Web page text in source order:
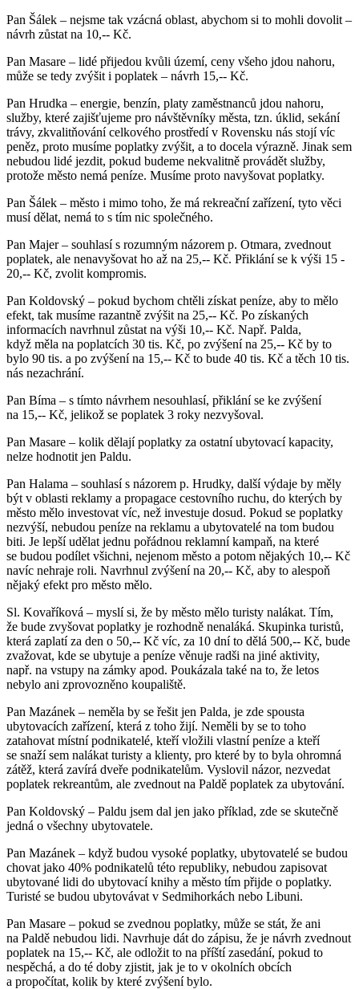
Pan Šálek – nejsme tak vzácná oblast, abychom si to mohli dovolit –
návrh zůstat na 10,-- Kč.
Pan Masare – lidé přijedou kvůli území, ceny všeho jdou nahoru,
může se tedy zvýšit i poplatek – návrh 15,-- Kč.
Pan Hrudka – energie, benzín, platy zaměstnanců jdou nahoru,
služby, které zajišťujeme pro návštěvníky města, tzn. úklid, sekání
trávy, zkvalitňování celkového prostředí v Rovensku nás stojí víc
peněz, proto musíme poplatky zvýšit, a to docela výrazně. Jinak sem
nebudou lidé jezdit, pokud budeme nekvalitně provádět služby,
protože město nemá peníze. Musíme proto navyšovat poplatky.
Pan Šálek – město i mimo toho, že má rekreační zařízení, tyto věci
musí dělat, nemá to s tím nic společného.
Pan Majer – souhlasí s rozumným názorem p. Otmara, zvednout
poplatek, ale nenavyšovat ho až na 25,-- Kč. Přiklání se k výši 15 -
20,-- Kč, zvolit kompromis.
Pan Koldovský – pokud bychom chtěli získat peníze, aby to mělo
efekt, tak musíme razantně zvýšit na 25,-- Kč. Po získaných
informacích navrhnul zůstat na výši 10,-- Kč. Např. Palda,
když měla na poplatcích 30 tis. Kč, po zvýšení na 25,-- Kč by to
bylo 90 tis. a po zvýšení na 15,-- Kč to bude 40 tis. Kč a těch 10 tis.
nás nezachrání.
Pan Bíma – s tímto návrhem nesouhlasí, přiklání se ke zvýšení
na 15,-- Kč, jelikož se poplatek 3 roky nezvyšoval.
Pan Masare – kolik dělají poplatky za ostatní ubytovací kapacity,
nelze hodnotit jen Paldu.
Pan Halama – souhlasí s názorem p. Hrudky, další výdaje by měly
být v oblasti reklamy a propagace cestovního ruchu, do kterých by
město mělo investovat víc, než investuje dosud. Pokud se poplatky
nezvýší, nebudou peníze na reklamu a ubytovatelé na tom budou
biti. Je lepší udělat jednu pořádnou reklamní kampaň, na které
se budou podílet všichni, nejenom město a potom nějakých 10,-- Kč
navíc nehraje roli. Navrhnul zvýšení na 20,-- Kč, aby to alespoň
nějaký efekt pro město mělo.
Sl. Kovaříková – myslí si, že by město mělo turisty nalákat. Tím,
že bude zvyšovat poplatky je rozhodně nenaláká. Skupinka turistů,
která zaplatí za den o 50,-- Kč víc, za 10 dní to dělá 500,-- Kč, bude
zvažovat, kde se ubytuje a peníze věnuje radši na jiné aktivity,
např. na vstupy na zámky apod. Poukázala také na to, že letos
nebylo ani zprovozněno koupaliště.
Pan Mazánek – neměla by se řešit jen Palda, je zde spousta
ubytovacích zařízení, která z toho žijí. Neměli by se to toho
zatahovat místní podnikatelé, kteří vložili vlastní peníze a kteří
se snaží sem nalákat turisty a klienty, pro které by to byla ohromná
zátěž, která zavírá dveře podnikatelům. Vyslovil názor, nezvedat
poplatek rekreantům, ale zvednout na Paldě poplatek za ubytování.
Pan Koldovský – Paldu jsem dal jen jako příklad, zde se skutečně
jedná o všechny ubytovatele.
Pan Mazánek – když budou vysoké poplatky, ubytovatelé se budou
chovat jako 40% podnikatelů této republiky, nebudou zapisovat
ubytované lidi do ubytovací knihy a město tím přijde o poplatky.
Turisté se budou ubytovávat v Sedmihorkách nebo Libuni.
Pan Masare – pokud se zvednou poplatky, může se stát, že ani
na Paldě nebudou lidi. Navrhuje dát do zápisu, že je návrh zvednout
poplatek na 15,-- Kč, ale odložit to na příští zasedání, pokud to
nespěchá, a do té doby zjistit, jak je to v okolních obcích
a propočítat, kolik by které zvýšení bylo.